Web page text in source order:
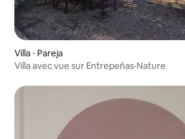
Villa ⋅ Pareja
Villa avec vue sur Entrepeñas·Nature